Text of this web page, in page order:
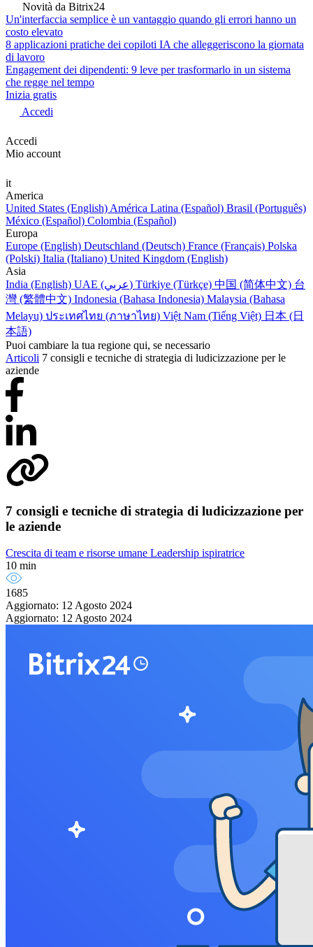
Novità da Bitrix24
Un'interfaccia semplice è un vantaggio quando gli errori hanno un
costo elevato
8 applicazioni pratiche dei copiloti IA che alleggeriscono la giornata
di lavoro
Engagement dei dipendenti: 9 leve per trasformarlo in un sistema
che regge nel tempo
Inizia gratis
Accedi
Accedi
Mio account
it
America
United States (English) América Latina (Español) Brasil (Português)
México (Español) Colombia (Español)
Europa
Europe (English) Deutschland (Deutsch) France (Français) Polska
(Polski) Italia (Italiano) United Kingdom (English)
Asia
India (English)
UAE (عربي) Türkiye (Türkçe) 中国 (简体中文) 台
灣 (繁體中文) Indonesia (Bahasa Indonesia) Malaysia (Bahasa
Melayu) ประเทศไทย (ภาษาไทย) Việt Nam (Tiếng Việt) 日本 (日
本語)
Puoi cambiare la tua regione qui, se necessario
Articoli 7 consigli e tecniche di strategia di ludicizzazione per le
aziende
7 consigli e tecniche di strategia di ludicizzazione per
le aziende
Crescita di team e risorse umane Leadership ispiratrice
10 min
1685
Aggiornato: 12 Agosto 2024
Aggiornato: 12 Agosto 2024